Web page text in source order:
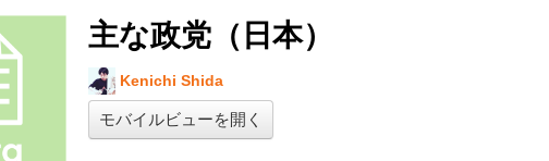
主な政党（日本）
Kenichi Shida
モバイルビューを開く